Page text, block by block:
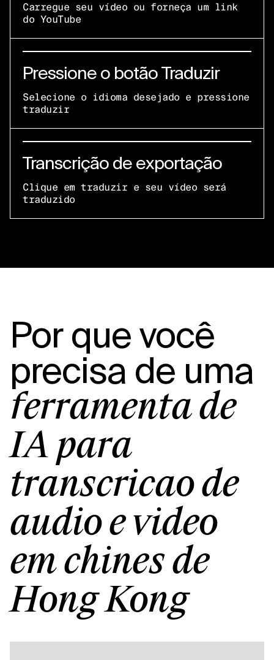
Carregue seu vídeo ou forneça um link
do YouTube
Pressione o botão Traduzir
Selecione o idioma desejado e pressione
traduzir
Transcrição de exportação
Clique em traduzir e seu vídeo será
traduzido
Por que você
precisa de uma
ferramenta de
IA para
transcrição de
áudio e vídeo
em chinês de
Hong Kong